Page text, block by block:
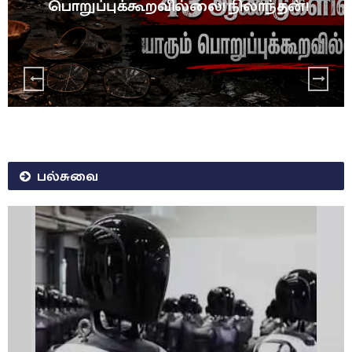
பொறுப்புக்கூறவில்லை! நிலாந்தன்!
பல்சுவை